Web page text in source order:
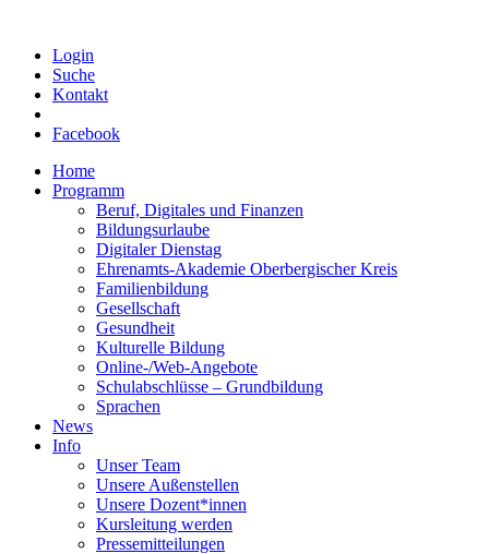
Login
Suche
Kontakt
Facebook
Home
Programm
Beruf, Digitales und Finanzen
Bildungsurlaube
Digitaler Dienstag
Ehrenamts-Akademie Oberbergischer Kreis
Familienbildung
Gesellschaft
Gesundheit
Kulturelle Bildung
Online-/Web-Angebote
Schulabschlüsse – Grundbildung
Sprachen
News
Info
Unser Team
Unsere Außenstellen
Unsere Dozent*innen
Kursleitung werden
Pressemitteilungen